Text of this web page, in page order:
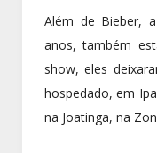
Além de Bieber,
anos, também
show, eles
hospedado, em
na Joatinga, na